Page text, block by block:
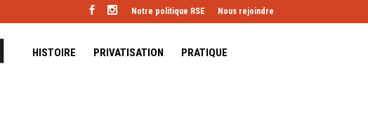
Notre politique RSE Nous rejoindre
HISTOIRE PRIVATISATION PRATIQUE